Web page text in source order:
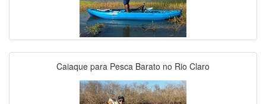
Caiaque para Pesca Barato no Rio Claro